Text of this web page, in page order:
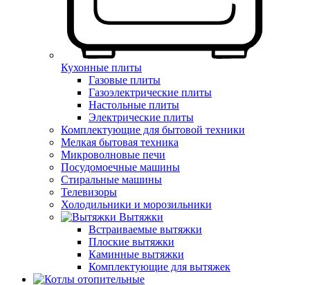
Кухонные плиты
Газовые плиты
Газоэлектрические плиты
Настольные плиты
Электрические плиты
Комплектующие для бытовой техники
Мелкая бытовая техника
Микроволновые печи
Посудомоечные машины
Стиральные машины
Телевизоры
Холодильники и морозильники
Вытяжки
Встраиваемые вытяжки
Плоские вытяжки
Каминные вытяжки
Комплектующие для вытяжек